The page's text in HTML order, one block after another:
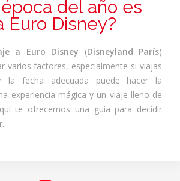
del año es
Euro Disney?
a Euro Disney (Disneyland París)
varios factores, especialmente si viajas
la fecha adecuada puede hacer la
experiencia mágica y un viaje lleno de
te ofrecemos una guía para decidir